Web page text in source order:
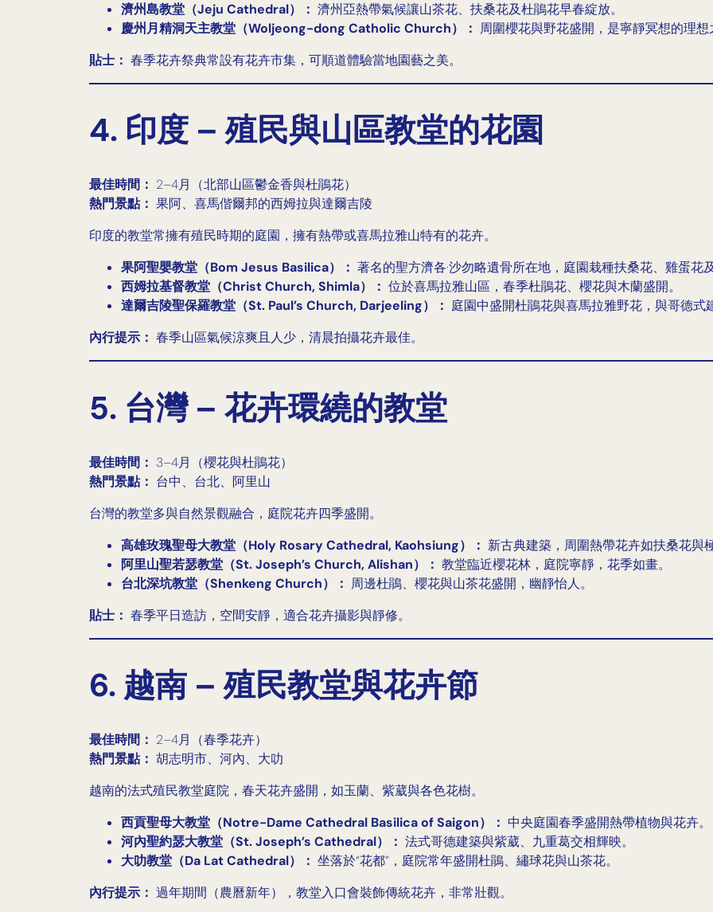
濟州島教堂（Jeju Cathedral）： 濟州亞熱帶氣候讓山茶花、扶桑花及杜鵑花早春綻放。
慶州月精洞天主教堂（Woljeong-dong Catholic Church）： 周圍櫻花與野花盛開，是寧靜冥想的理想
貼士： 春季花卉祭典常設有花卉市集，可順道體驗當地園藝之美。
4. 印度 – 殖民與山區教堂的花園
最佳時間： 2–4月（北部山區鬱金香與杜鵑花）
熱門景點： 果阿、喜馬偕爾邦的西姆拉與達爾吉陵
印度的教堂常擁有殖民時期的庭園，擁有熱帶或喜馬拉雅山特有的花卉。
果阿聖嬰教堂（Bom Jesus Basilica）： 著名的聖方濟各·沙勿略遺骨所在地，庭園栽種扶桑花、雞蛋花
西姆拉基督教堂（Christ Church, Shimla）： 位於喜馬拉雅山區，春季杜鵑花、櫻花與木蘭盛開。
達爾吉陵聖保羅教堂（St. Paul’s Church, Darjeeling）： 庭園中盛開杜鵑花與喜馬拉雅野花，與哥德式
內行提示： 春季山區氣候涼爽且人少，清晨拍攝花卉最佳。
5. 台灣 – 花卉環繞的教堂
最佳時間： 3–4月（櫻花與杜鵑花）
熱門景點： 台中、台北、阿里山
台灣的教堂多與自然景觀融合，庭院花卉四季盛開。
高雄玫瑰聖母大教堂（Holy Rosary Cathedral, Kaohsiung）： 新古典建築，周圍熱帶花卉如扶桑花與
阿里山聖若瑟教堂（St. Joseph’s Church, Alishan）： 教堂臨近櫻花林，庭院寧靜，花季如畫。
台北深坑教堂（Shenkeng Church）： 周邊杜鵑、櫻花與山茶花盛開，幽靜怡人。
貼士： 春季平日造訪，空間安靜，適合花卉攝影與靜修。
6. 越南 – 殖民教堂與花卉節
最佳時間： 2–4月（春季花卉）
熱門景點： 胡志明市、河內、大叻
越南的法式殖民教堂庭院，春天花卉盛開，如玉蘭、紫葳與各色花樹。
西貢聖母大教堂（Notre-Dame Cathedral Basilica of Saigon）： 中央庭園春季盛開熱帶植物與花卉。
河內聖約瑟大教堂（St. Joseph’s Cathedral）： 法式哥德建築與紫葳、九重葛交相輝映。
大叻教堂（Da Lat Cathedral）： 坐落於“花都”，庭院常年盛開杜鵑、繡球花與山茶花。
內行提示： 過年期間（農曆新年），教堂入口會裝飾傳統花卉，非常壯觀。